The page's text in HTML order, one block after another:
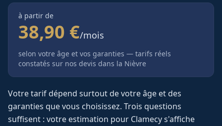
à partir de
38,90 €/mois
selon votre âge et vos garanties — tarifs réels
constatés sur nos devis dans la Nièvre
Votre tarif dépend surtout de votre âge et des
garanties que vous choisissez. Trois questions
suffisent : votre estimation pour Clamecys'affiche